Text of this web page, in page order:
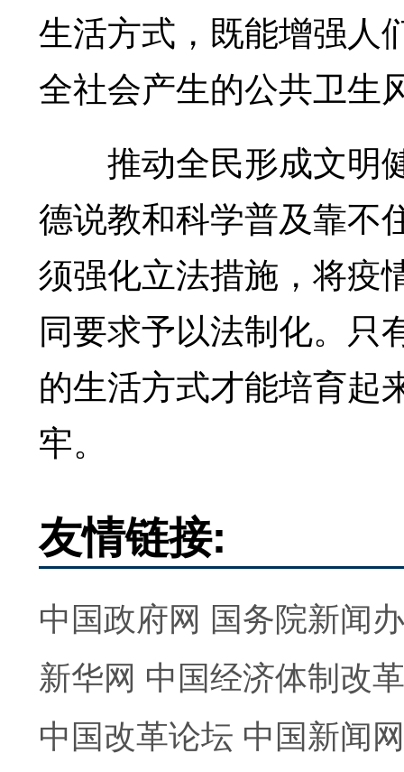
生活方式，既能增强人
全社会产生的公共卫生
推动全民形成文明
德说教和科学普及靠不
须强化立法措施，将疫
同要求予以法制化。只
的生活方式才能培育起
牢。
友情链接:
中国政府网 国务院新闻
新华网 中国经济体制改
中国改革论坛 中国新闻网